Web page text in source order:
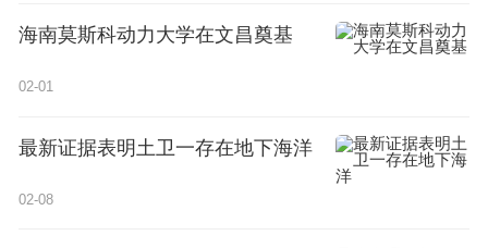
海南莫斯科动力大学在文昌奠基
02-01
最新证据表明土卫一存在地下海洋
02-08